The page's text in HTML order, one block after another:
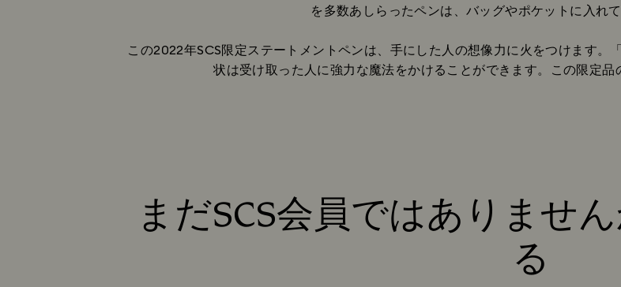
を多数あしらったペンは、バッグやポケットに入れ
この2022年SCS限定ステートメントペンは、手にした人の想像力に火をつけます。
状は受け取った人に強力な魔法をかけることができます。この限定品
まだSCS会員ではありませ
る